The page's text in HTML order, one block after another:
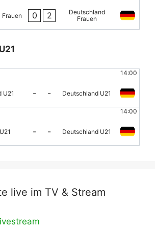
0 2
Deutschland
Frauen
14:00
U21 - - Deutschland U21
14:00
- - Deutschland U21
live im TV & Stream